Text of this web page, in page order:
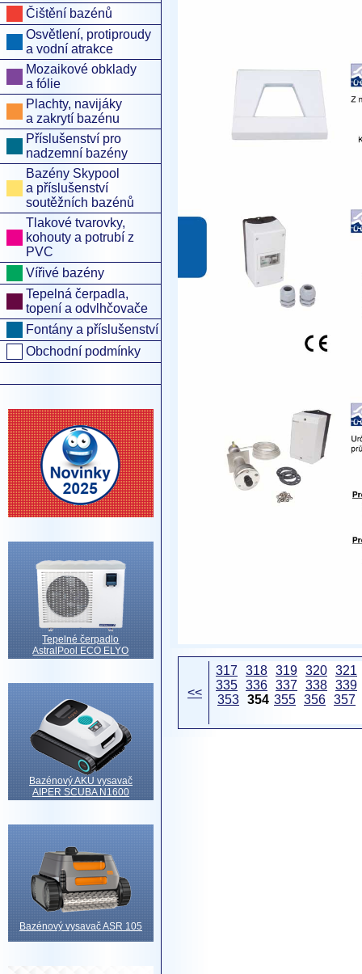
Čištění bazénů
Osvětlení, protiproudy
a vodní atrakce
Mozaikové obklady
a fólie
Plachty, navijáky
a zakrytí bazénu
Příslušenství pro
nadzemní bazény
Bazény Skypool
a příslušenství
soutěžních bazénů
Tlakové tvarovky,
kohouty a potrubí z
PVC
Vířivé bazény
Tepelná čerpadla,
topení a odvlhčovače
Fontány a příslušenství
Obchodní podmínky
Tepelné čerpadlo
AstralPool ECO ELYO
Bazénový AKU vysavač
AIPER SCUBA N1600
Bazénový vysavač ASR 105
<<
317 318 319 320 321
335 336 337 338 339
353 354 355 356 357